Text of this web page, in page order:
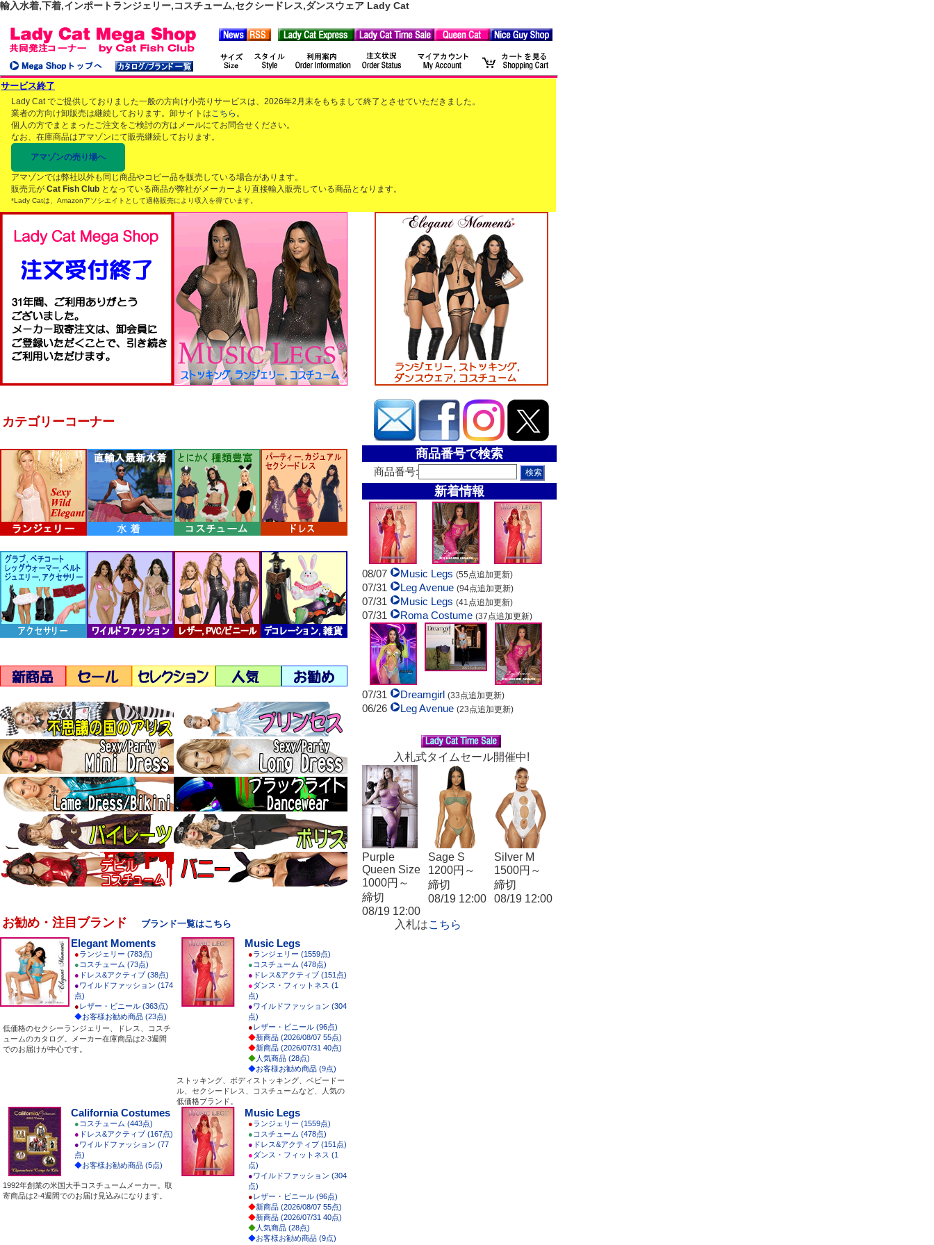
輸入水着,下着,インポートランジェリー,コスチューム,セクシードレス,ダンスウェア Lady Cat
サービス終了
Lady Cat でご提供しておりました一般の方向け小売りサービスは、2026年2月末をもちまして終了とさせていただきました。
業者の方向け卸販売は継続しております。卸サイトはこちら 。
個人の方でまとまったご注文をご検討の方はメールにてお問合せください。
なお、在庫商品はアマゾンにて販売継続しております。
アマゾンの売り場へ
アマゾンでは弊社以外も同じ商品やコピー品を販売している場合があります。
販売元が Cat Fish Club となっている商品が弊社がメーカーより直接輸入販売している商品となります。
*Lady Catは、Amazonアソシエイトとして適格販売により収入を得ています。
カテゴリーコーナー
お勧め・注目ブランド ブランド一覧はこちら
Elegant Moments
●ランジェリー (783点)
● コスチューム (73点)
● ドレス&アクティブ (38点)
●ワイルドファッション (174
点)
●レザー・ビニール (363点)
◆お客様お勧め商品 (23点)
低価格のセクシーランジェリー、ドレス、コスチ
ュームのカタログ。メーカー在庫商品は2-3週間
でのお届けが中心です。
Music Legs
●ランジェリー (1559点)
● コスチューム (478点)
● ドレス&アクティブ (151点)
●ダンス・フィットネス (1
点)
●ワイルドファッション (304
点)
●レザー・ビニール (96点)
◆新商品 (2026/08/07 55点)
◆新商品 (2026/07/31 40点)
◆ 人気商品 (28点)
◆お客様お勧め商品 (9点)
ストッキング、ボディストッキング、ベビードー
ル、セクシードレス、コスチュームなど、人気の
低価格ブランド。
California Costumes
● コスチューム (443点)
● ドレス&アクティブ (167点)
●ワイルドファッション (77
点)
◆お客様お勧め商品 (5点)
1992年創業の米国大手コスチュームメーカー。取
寄商品は2-4週間でのお届け見込みになります。
Music Legs
●ランジェリー (1559点)
● コスチューム (478点)
● ドレス&アクティブ (151点)
●ダンス・フィットネス (1
点)
●ワイルドファッション (304
点)
●レザー・ビニール (96点)
◆新商品 (2026/08/07 55点)
◆新商品 (2026/07/31 40点)
◆ 人気商品 (28点)
◆お客様お勧め商品 (9点)
商品番号で検索
商品番号:
新着情報
08/07 Music Legs (55点追加更新)
07/31 Leg Avenue (94点追加更新)
07/31 Music Legs (41点追加更新)
07/31 Roma Costume (37点追加更新)
07/31 Dreamgirl (33点追加更新)
06/26 Leg Avenue (23点追加更新)
入札式タイムセール開催中!
Purple
Queen Size
1000円～
締切
08/19 12:00
Sage S
1200円～
締切
08/19 12:00
Silver M
1500円～
締切
08/19 12:00
入札はこちら